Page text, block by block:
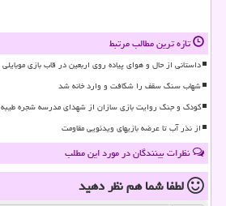
تازه ترین مطالب مرتبط
داستانی از حال و هوای پیاده روی اربعین در قاب بازی موبایلی
شهاب سنگ سقف را شکافت و وارد خانه شد
کودک و جنگ روایت بازی سازان از شهدای مدرسه شجره طیبه
از نذر آب تا عرضه بازیهای ویدئویی مقاومت
نظرات بینندگان در مورد این مطلب
لطفا شما همنظر دهید